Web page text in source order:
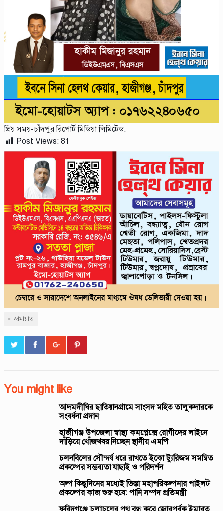
প্রিয় সময়-চাঁদপুর রিপোর্ট মিডিয়া লিমিটেড.
Post Views: 81
জামায়াত
You might like
আদমদীঘির ছাতিয়ানগ্রামে সাংসদ মহিত তালুকদারকে
সংবর্ধনা প্রদান
হাজীগঞ্জ উপজেলা স্বাস্থ্য কমপ্লেক্সে রোগীদের লাইনে
দাঁড়িয়ে খোঁজখবর নিচ্ছেন স্থানীয় এমপি
চলনবিলের সৌন্দর্য ধরে রাখতে ইকো ট্যুরিজম সমন্বিত
প্রকল্পের সম্ভব্যতা যাছাই ও পরিদর্শন
অল্প কিছুদিনের মধ্যেই তিস্তা মহাপরিকল্পনার পাইলট
প্রকল্পের কাজ শুরু হবে: পানি সম্পদ প্রতিমন্ত্রী